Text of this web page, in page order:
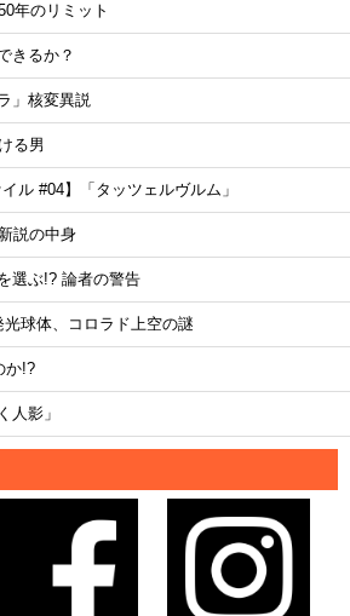
年のリミット
きるか？
」核変異説
る男
ル #04】「タッツェルヴルム」
説の中身
選ぶ!? 論者の警告
球体、コロラド上空の謎
か!?
人影」